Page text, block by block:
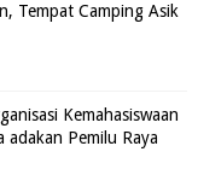
Tempat Camping Asik
Kemahasiswaan
Pemilu Raya